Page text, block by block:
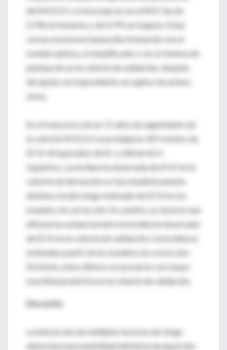
del MUCA II, el área bajo la curva ROC fue de
0.796 en hombres y de 0.791 en mujeres. Estas
curvas mostraron buena discriminación con el
modelo óptimo, el simplificado y con el sistema de
puntuación en la cohorte de validación, después
del ajuste correspondiente, en sujetos de ambos
sexos.
En el transcurso de los 11 años de seguimiento de
la cohorte MUCA II se produjeron 347 eventos de
ECVI: 83 episodios de EC y 268 de ACV
isquémico. La incidencia observada de ECVI en la
cohorte de derivación no fue estadísticamente
distinta a la del riesgo estimado de ECVI en los
modelos sin corrección. En cambio, se observó una
diferencia sustancial entre la incidencia observada
de ECVI en la cohorte de validación y la incidencia
estimada a partir de los modelos sin corrección.
De hecho, estos últimos se asociaron con mayor
exactitud predictiva en la cohorte de validación.
Discusión
La interacción de múltiples factores de riesgo
determina la probabilidad definitiva de aparición